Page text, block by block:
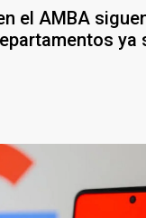
el AMBA
ya